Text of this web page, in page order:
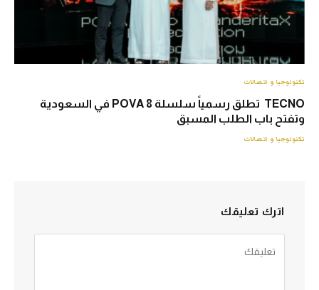
تكنولوجيا و اتصالات
TECNO تطلق رسمياً سلسلة POVA 8 في السعودية
وتفتح باب الطلب المسبق
تكنولوجيا و اتصالات
اترك تعليقك